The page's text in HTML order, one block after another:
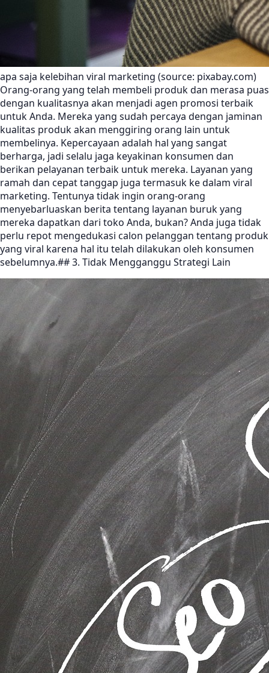
apa saja kelebihan viral marketing (source: pixabay.com)
Orang-orang yang telah membeli produk dan merasa puas
dengan kualitasnya akan menjadi agen promosi terbaik
untuk Anda. Mereka yang sudah percaya dengan jaminan
kualitas produk akan menggiring orang lain untuk
membelinya. Kepercayaan adalah hal yang sangat
berharga, jadi selalu jaga keyakinan konsumen dan
berikan pelayanan terbaik untuk mereka. Layanan yang
ramah dan cepat tanggap juga termasuk ke dalam viral
marketing. Tentunya tidak ingin orang-orang
menyebarluaskan berita tentang layanan buruk yang
mereka dapatkan dari toko Anda, bukan? Anda juga tidak
perlu repot mengedukasi calon pelanggan tentang produk
yang viral karena hal itu telah dilakukan oleh konsumen
sebelumnya.## 3. Tidak Mengganggu Strategi Lain